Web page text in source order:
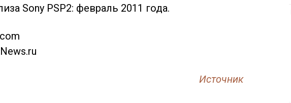
Sony PSP2: февраль 2011 года.
Источник